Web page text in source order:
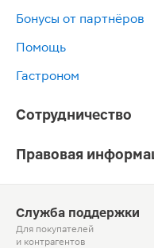
Бонусы от партнёров
Помощь
Гастроном
Сотрудничество
Правовая
Служба поддержки
Для покупателей
и контрагентов